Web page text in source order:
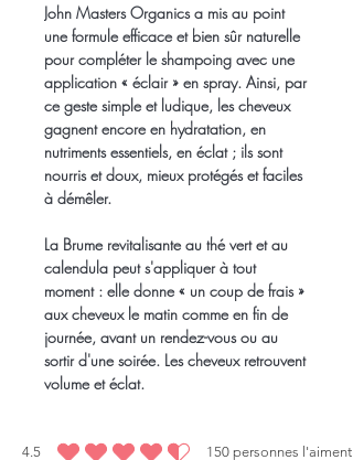
John Masters Organics a mis au point
une formule efficace et bien sûr naturelle
pour compléter le shampoing avec une
application « éclair » en spray. Ainsi, par
ce geste simple et ludique, les cheveux
gagnent encore en hydratation, en
nutriments essentiels, en éclat ; ils sont
nourris et doux, mieux protégés et faciles
à démêler.
La Brume revitalisante au thé vert et au
calendula peut s'appliquer à tout
moment : elle donne « un coup de frais »
aux cheveux le matin comme en fin de
journée, avant un rendez-vous ou au
sortir d'une soirée. Les cheveux retrouvent
volume et éclat.
4.5 150 personnes l'aiment